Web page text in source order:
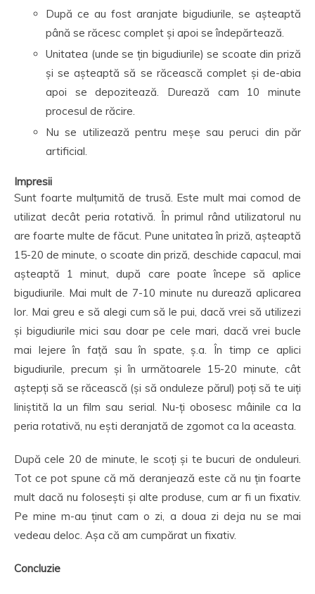
După ce au fost aranjate bigudiurile, se așteaptă
până se răcesc complet și apoi se îndepărtează.
Unitatea (unde se țin bigudiurile) se scoate din priză
și se așteaptă să se răcească complet și de-abia
apoi se depozitează. Durează cam 10 minute
procesul de răcire.
Nu se utilizează pentru meșe sau peruci din păr
artificial.
Impresii
Sunt foarte mulțumită de trusă. Este mult mai comod de
utilizat decât peria rotativă. În primul rând utilizatorul nu
are foarte multe de făcut. Pune unitatea în priză, așteaptă
15-20 de minute, o scoate din priză, deschide capacul, mai
așteaptă 1 minut, după care poate începe să aplice
bigudiurile. Mai mult de 7-10 minute nu durează aplicarea
lor. Mai greu e să alegi cum să le pui, dacă vrei să utilizezi
și bigudiurile mici sau doar pe cele mari, dacă vrei bucle
mai lejere în față sau în spate, ș.a. În timp ce aplici
bigudiurile, precum și în următoarele 15-20 minute, cât
aștepți să se răcească (și să onduleze părul) poți să te uiți
liniștită la un film sau serial. Nu-ți obosesc mâinile ca la
peria rotativă, nu ești deranjată de zgomot ca la aceasta.
După cele 20 de minute, le scoți și te bucuri de onduleuri.
Tot ce pot spune că mă deranjează este că nu țin foarte
mult dacă nu folosești și alte produse, cum ar fi un fixativ.
Pe mine m-au ținut cam o zi, a doua zi deja nu se mai
vedeau deloc. Așa că am cumpărat un fixativ.
Concluzie